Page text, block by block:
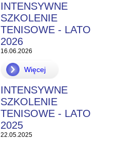
INTENSYWNE
SZKOLENIE
TENISOWE - LATO
2026
16.06.2026
Więcej
INTENSYWNE
SZKOLENIE
TENISOWE - LATO
2025
22.05.2025